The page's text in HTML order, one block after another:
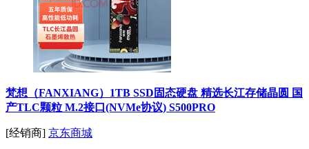
梵想（FANXIANG）1TB SSD固态硬盘 精选长江存储晶圆 国
产TLC颗粒 M.2接口(NVMe协议) S500PRO
[经销商] 京东商城